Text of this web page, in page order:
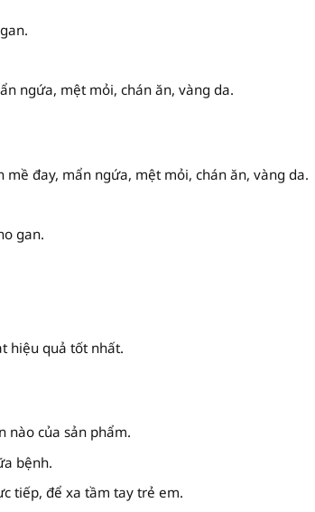
ngứa, mệt mỏi, chán ăn, vàng da.
đay, mẩn ngứa, mệt mỏi, chán ăn, vàng da.
gan.
hiệu quả tốt nhất.
nào của sản phẩm.
bệnh.
tiếp, để xa tầm tay trẻ em.